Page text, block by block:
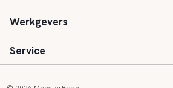
Speciaal (basis) onderwijs
Voortgezet onderwijs
Aanmelden
Vacatures
Werkgevers
Inloggen
Service